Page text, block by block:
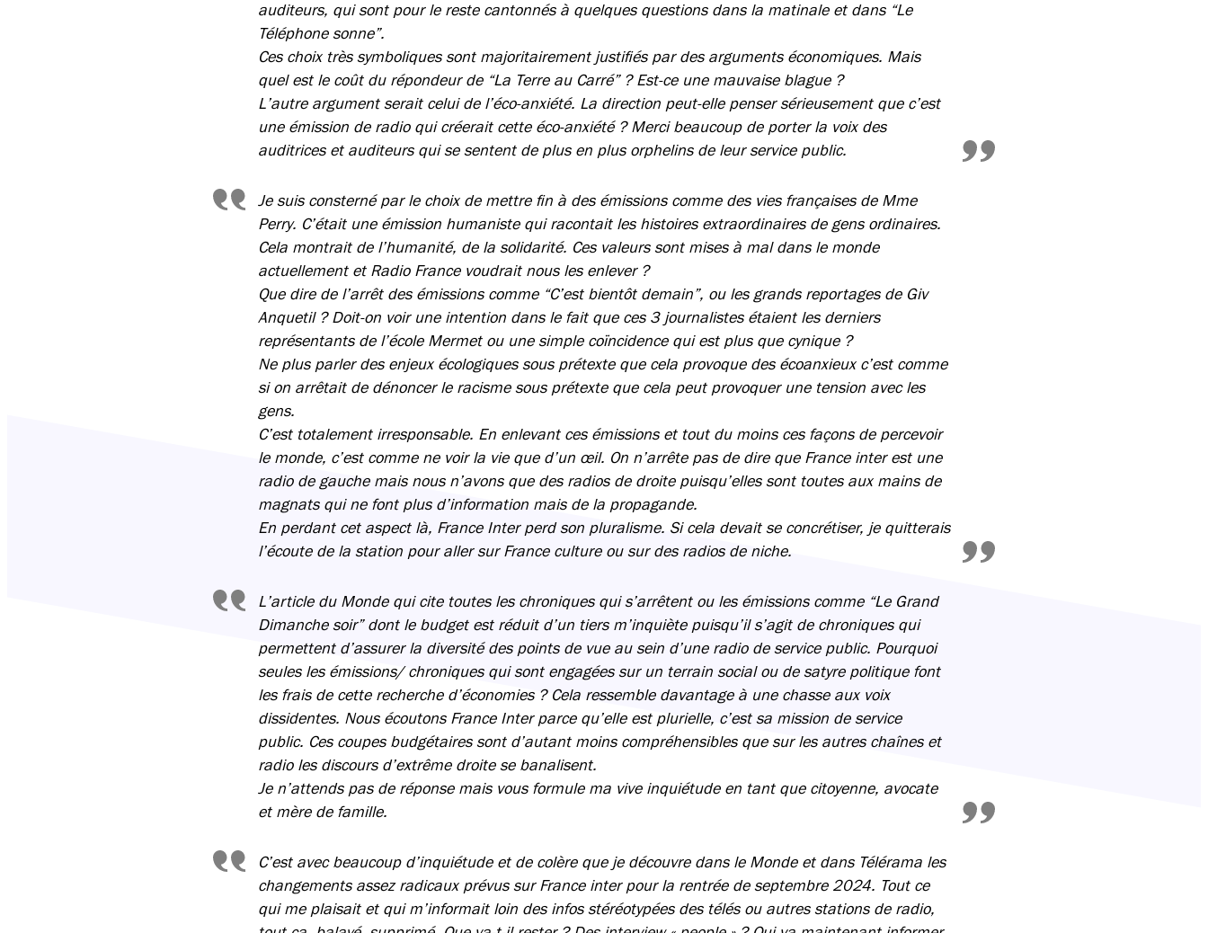
auditeurs, qui sont pour le reste cantonnés à quelques questions dans la matinale et dans “Le
Téléphone sonne”.
Ces choix très symboliques sont majoritairement justifiés par des arguments économiques. Mais
quel est le coût du répondeur de “La Terre au Carré” ? Est-ce une mauvaise blague ?
L’autre argument serait celui de l’éco-anxiété. La direction peut-elle penser sérieusement que c’est
une émission de radio qui créerait cette éco-anxiété ? Merci beaucoup de porter la voix des
auditrices et auditeurs qui se sentent de plus en plus orphelins de leur service public.
Je suis consterné par le choix de mettre fin à des émissions comme des vies françaises de Mme
Perry. C’était une émission humaniste qui racontait les histoires extraordinaires de gens ordinaires.
Cela montrait de l’humanité, de la solidarité. Ces valeurs sont mises à mal dans le monde
actuellement et Radio France voudrait nous les enlever ?
Que dire de l’arrêt des émissions comme “C’est bientôt demain”, ou les grands reportages de Giv
Anquetil ? Doit-on voir une intention dans le fait que ces 3 journalistes étaient les derniers
représentants de l’école Mermet ou une simple coïncidence qui est plus que cynique ?
Ne plus parler des enjeux écologiques sous prétexte que cela provoque des écoanxieux c’est comme
si on arrêtait de dénoncer le racisme sous prétexte que cela peut provoquer une tension avec les
gens.
C’est totalement irresponsable. En enlevant ces émissions et tout du moins ces façons de percevoir
le monde, c’est comme ne voir la vie que d’un œil. On n’arrête pas de dire que France inter est une
radio de gauche mais nous n’avons que des radios de droite puisqu’elles sont toutes aux mains de
magnats qui ne font plus d’information mais de la propagande.
En perdant cet aspect là, France Inter perd son pluralisme. Si cela devait se concrétiser, je quitterais
l’écoute de la station pour aller sur France culture ou sur des radios de niche.
L’article du Monde qui cite toutes les chroniques qui s’arrêtent ou les émissions comme “Le Grand
Dimanche soir” dont le budget est réduit d’un tiers m’inquiète puisqu’il s’agit de chroniques qui
permettent d’assurer la diversité des points de vue au sein d’une radio de service public. Pourquoi
seules les émissions/ chroniques qui sont engagées sur un terrain social ou de satyre politique font
les frais de cette recherche d’économies ? Cela ressemble davantage à une chasse aux voix
dissidentes. Nous écoutons France Inter parce qu’elle est plurielle, c’est sa mission de service
public. Ces coupes budgétaires sont d’autant moins compréhensibles que sur les autres chaînes et
radio les discours d’extrême droite se banalisent.
Je n’attends pas de réponse mais vous formule ma vive inquiétude en tant que citoyenne, avocate
et mère de famille.
C’est avec beaucoup d’inquiétude et de colère que je découvre dans le Monde et dans Télérama les
changements assez radicaux prévus sur France inter pour la rentrée de septembre 2024. Tout ce
qui me plaisait et qui m’informait loin des infos stéréotypées des télés ou autres stations de radio,